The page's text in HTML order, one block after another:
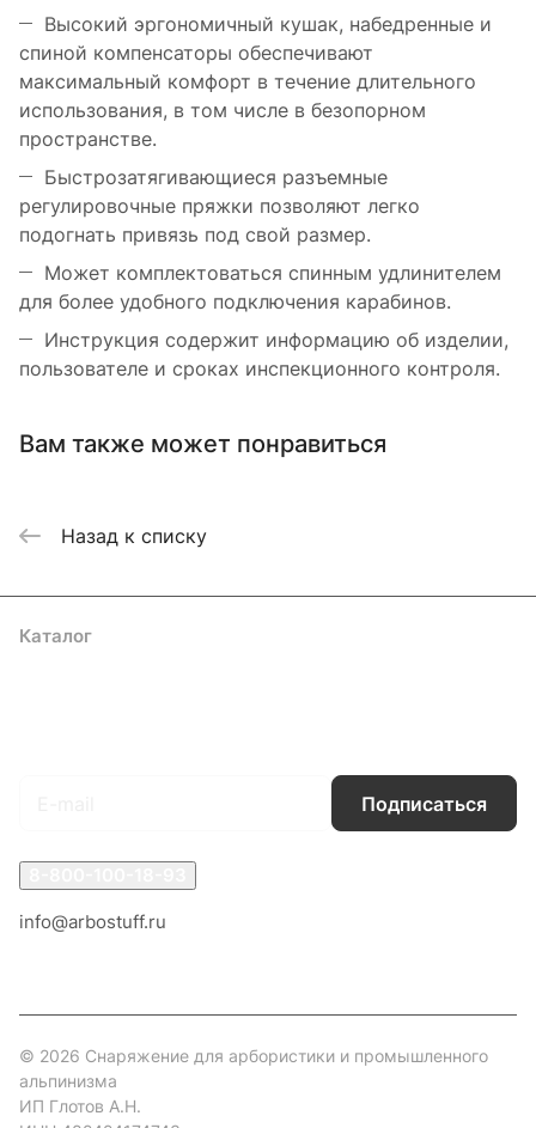
Высокий эргономичный кушак, набедренные и
спиной компенсаторы обеспечивают
максимальный комфорт в течение длительного
использования, в том числе в безопорном
пространстве.
Быстрозатягивающиеся разъемные
регулировочные пряжки позволяют легко
подогнать привязь под свой размер.
Может комплектоваться спинным удлинителем
для более удобного подключения карабинов.
Инструкция содержит информацию об изделии,
пользователе и сроках инспекционного контроля.
Вам также может понравиться
Назад к списку
Каталог
Подписаться
info@arbostuff.ru
© 2026 Снаряжение для арбористики и промышленного
альпинизма
ИП Глотов А.Н.